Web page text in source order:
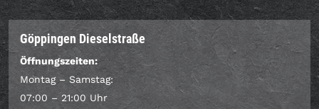
Göppingen Dieselstraße
Öffnungszeiten:
Montag – Samstag:
07:00 – 21:00 Uhr